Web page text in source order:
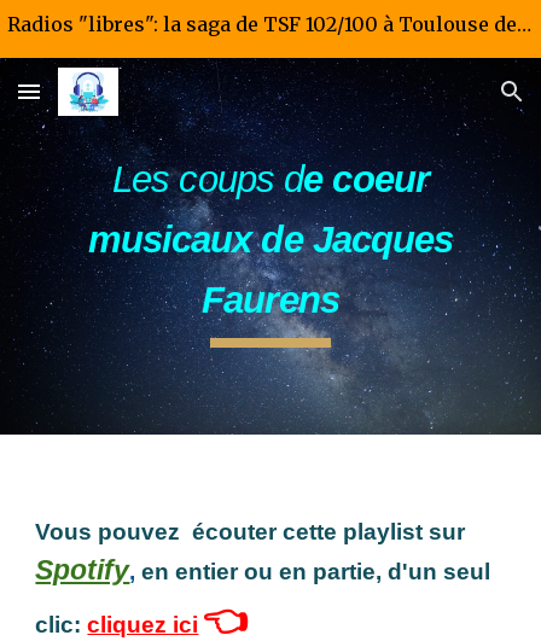
Radios "libres": la saga de TSF 102/100 à Toulouse de 1981 à 1985
Les coups de coeur
musicaux de Jacques
Faurens
Vous pouvez écouter cette playlist sur
Spotify,en entier ou en partie, d'un seul
clic:cliquez ici 👈